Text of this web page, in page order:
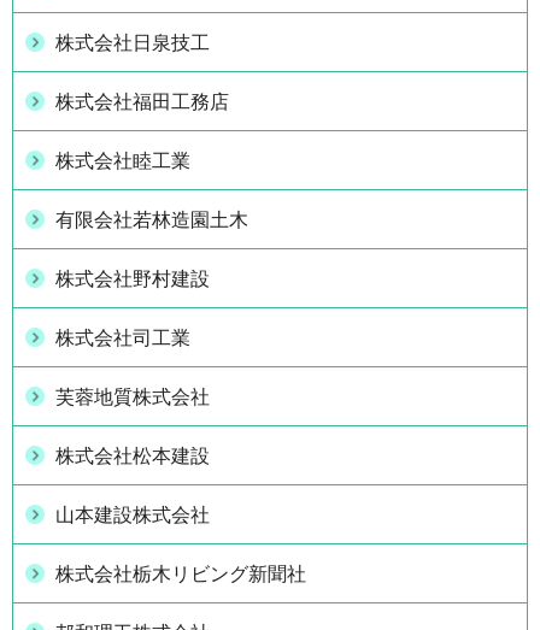
株式会社日泉技工
株式会社福田工務店
株式会社睦工業
有限会社若林造園土木
株式会社野村建設
株式会社司工業
芙蓉地質株式会社
株式会社松本建設
山本建設株式会社
株式会社栃木リビング新聞社